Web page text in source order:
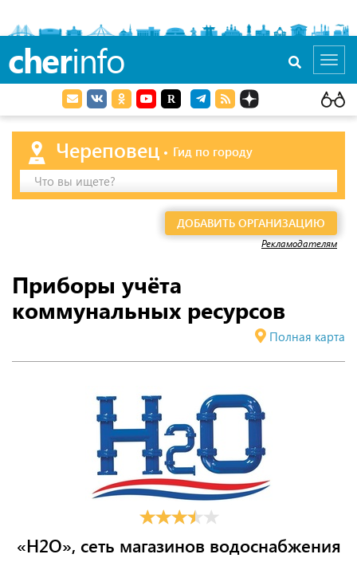
cherinfo
Череповец
Гид по городу
Что вы ищете?
ДОБАВИТЬ ОРГАНИЗАЦИЮ
Рекламодателям
Приборы учёта
коммунальных ресурсов
Полная карта
«H2O», сеть магазинов водоснабжения